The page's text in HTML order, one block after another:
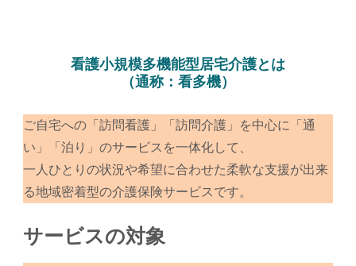
看護小規模多機能型居宅介護とは
（通称：看多機）
ご自宅への「訪問看護」「訪問介護」を中心に「通
い」「泊り」のサービスを一体化して、
一人ひとりの状況や希望に合わせた柔軟な支援が出来
る地域密着型の介護保険サービスです。
サービスの対象